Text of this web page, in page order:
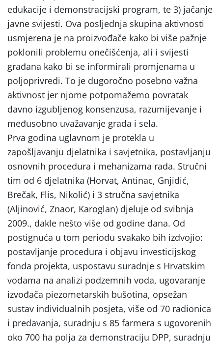
edukacije i demonstracijski program, te 3) jačanje
javne svijesti. Ova posljednja skupina aktivnosti
usmjerena je na proizvođače kako bi više pažnje
poklonili problemu onečišćenja, ali i svijesti
građana kako bi se informirali promjenama u
poljoprivredi. To je dugoročno posebno važna
aktivnost jer njome potpomažemo povratak
davno izgubljenog konsenzusa, razumijevanje i
međusobno uvažavanje grada i sela.
Prva godina uglavnom je protekla u
zapošljavanju djelatnika i savjetnika, postavljanju
osnovnih procedura i mehanizama rada. Stručni
tim od 6 djelatnika (Horvat, Antinac, Gnjidić,
Brečak, Flis, Nikolić) i 3 stručna savjetnika
(Aljinović, Znaor, Karoglan) djeluje od svibnja
2009., dakle nešto više od godine dana. Od
postignuća u tom periodu svakako bih izdvojio:
postavljanje procedura i objavu investicijskog
fonda projekta, uspostavu suradnje s Hrvatskim
vodama na analizi podzemnih voda, ugovaranje
izvođača piezometarskih bušotina, opsežan
sustav individualnih posjeta, više od 70 radionica
i predavanja, suradnju s 85 farmera s ugovorenih
oko 700 ha polja za demonstraciju DPP, suradnju